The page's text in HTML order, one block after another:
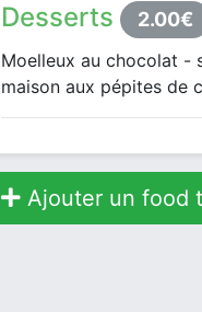
Desserts 2.00€
Moelleux au chocolat -
maison aux pépites de
Ajouter un food